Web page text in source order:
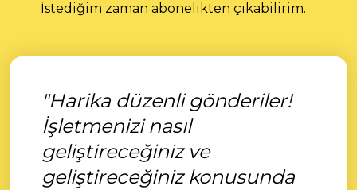
İstediğim zaman abonelikten çıkabilirim.
"Harika düzenli gönderiler!
İşletmenizi nasıl
geliştireceğiniz ve
geliştireceğiniz konusunda